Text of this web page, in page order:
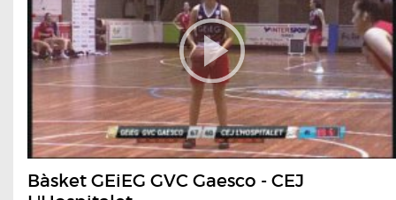
Bàsket GEiEG GVC Gaesco - CEJ